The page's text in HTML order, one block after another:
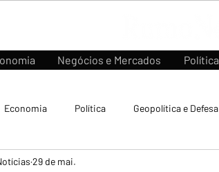
Negócios e Mercados Política
Economia Política Geopolítica e Defesa
29 de mai.